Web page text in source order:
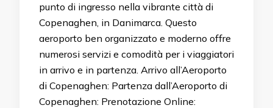
punto di ingresso nella vibrante città di
Copenaghen, in Danimarca. Questo
aeroporto ben organizzato e moderno offre
numerosi servizi e comodità per i viaggiatori
in arrivo e in partenza. Arrivo all’Aeroporto
di Copenaghen: Partenza dall’Aeroporto di
Copenaghen: Prenotazione Online: